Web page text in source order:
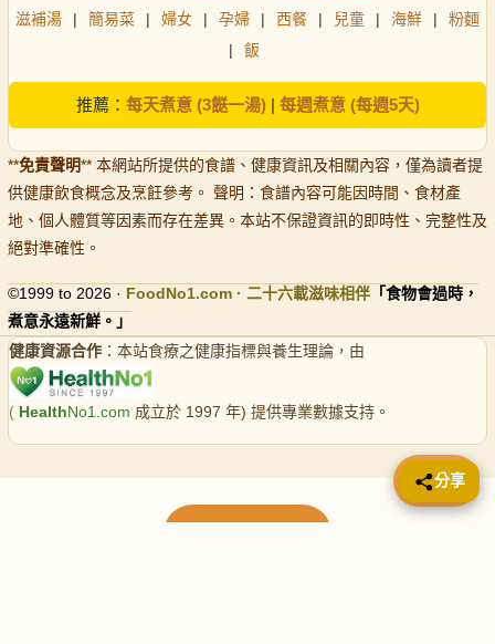
滋補湯 | 簡易菜 | 婦女 | 孕婦 | 西餐 | 兒童 | 海鮮 |
粉麵
|
飯
推薦： 每天煮意 (3餸一湯)| 每週煮意 (每週5天)
**免責聲明** 本網站所提供的食譜、健康資訊及相關內容，僅為讀者提
供健康飲食概念及烹飪參考。 聲明：食譜內容可能因時間、食材產
地、個人體質等因素而存在差異。本站不保證資訊的即時性、完整性及
絕對準確性。
©1999 to 2026 · FoodNo1.com · 二十六載滋味相伴 「食物會過時，
煮意永遠新鮮。」
健康資源合作 ：本站食療之健康指標與養生理論，由
( HealthNo1.com 成立於 1997 年) 提供專業數據支持。
📤 分享
分享